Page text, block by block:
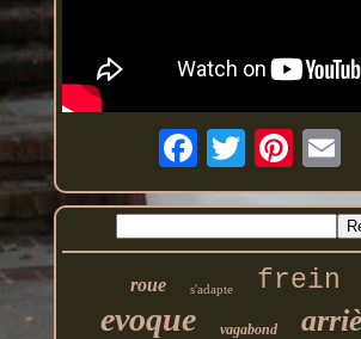
roue s'adapte frein
evoque vagabond